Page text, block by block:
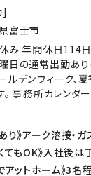
]
富士市
み 年間休日114日
日の通常出勤あ
ルデンウィーク、
。 事務所カレンダ